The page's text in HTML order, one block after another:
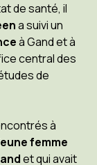
de santé, il
a suivi un
à Gand et à
central des
de
à
femme
et qui avait